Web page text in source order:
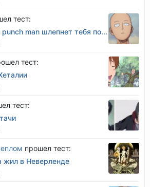
тест:
punch man шлепнет тебя по...
тест:
тест:
прошел тест:
жил в Неверленде